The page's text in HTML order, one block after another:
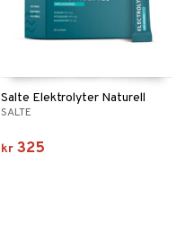
Salte Elektrolyter Naturell
SALTE
kr 325